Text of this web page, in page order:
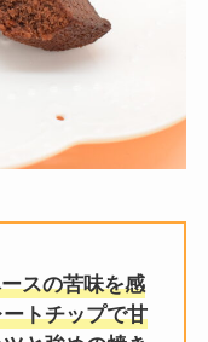
スの苦味を感
トチップで甘